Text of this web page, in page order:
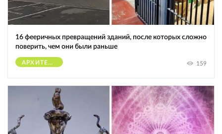
16 фееричных превращений зданий, после которых сложно
поверить, чем они были раньше
АРХИТЕКТУРА 159